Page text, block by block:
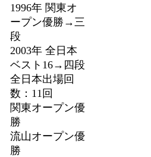
1996年 関東オ
ープン優勝→三
段
2003年 全日本
ベスト16→四段
全日本出場回
数：11回
関東オープン優
勝
流山オープン優
勝